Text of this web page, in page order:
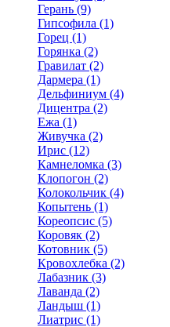
Герань (9)
Гипсофила (1)
Горец (1)
Горянка (2)
Гравилат (2)
Дармера (1)
Дельфиниум (4)
Дицентра (2)
Ежа (1)
Живучка (2)
Ирис (12)
Камнеломка (3)
Клопогон (2)
Колокольчик (4)
Копытень (1)
Кореопсис (5)
Коровяк (2)
Котовник (5)
Кровохлебка (2)
Лабазник (3)
Лаванда (2)
Ландыш (1)
Лиатрис (1)